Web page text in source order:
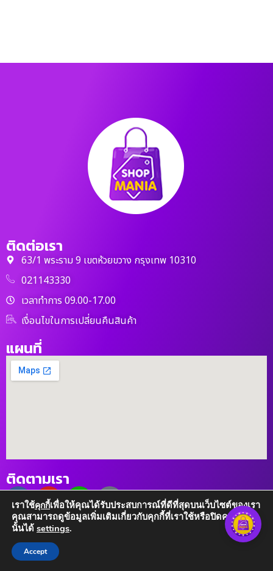
ติดต่อเรา
63/1 พระราม 9 เขตห้วยขวาง กรุงเทพ 10310
021143330
เวลาทำการ 09.00-17.00
เงื่อนไขในการเปลี่ยนคืนสินค้า
แผนที่
ติดตามเรา
เราใช้คุกกี้เพื่อให้คุณได้รับประสบการณ์ที่ดีที่สุดบนเว็บไซต์ของเรา
คุณสามารถดูข้อมูลเพิ่มเติมเกี่ยวกับคุกกี้ที่เราใช้หรือปิดคุกกี้เหล่า
นั้นได้ settings.
Accept